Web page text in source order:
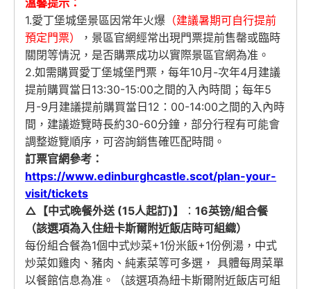
1.愛丁堡城堡景區因常年火爆 （建議暑期可自行提前
預定門票）
，景區官網經常出現門票提前售罄或臨時
關閉等情況，是否購票成功以實際景區官網為准。
2.如需購買愛丁堡城堡門票，每年10月-次年4月建議
提前購買當日13:30-15:00之間的入內時間；每年5
月-9月建議提前購買當日12：00-14:00之間的入內時
間，建議遊覽時長約30-60分鐘，部分行程有可能會
調整遊覽順序，可咨詢銷售確匹配時間。
訂票官網參考：
https://www.edinburghcastle.scot/plan-your-
visit/tickets
△【中式晚餐外送 (15人起訂)】
： 16英镑/組合餐
（該選項為入住紐卡斯爾附近飯店時可組織）
每份組合餐為1個中式炒菜+1份米飯+1份例湯，中式
炒菜如雞肉、豬肉、純素菜等可多選， 具體每周菜單
以餐館信息為准。（該選項為紐卡斯爾附近飯店可組